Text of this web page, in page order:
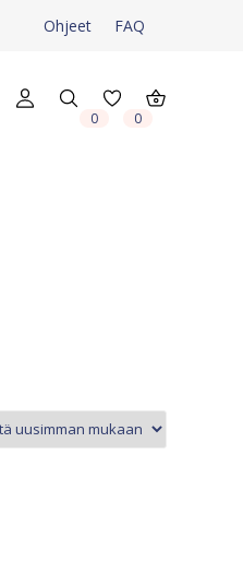
Ohjeet FAQ
0 0